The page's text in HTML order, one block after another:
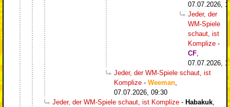
07.07.2026,
Jeder, der
WM-Spiele
schaut, ist
Komplize -
CF,
07.07.2026,
Jeder, der WM-Spiele schaut, ist
Komplize - Weeman,
07.07.2026, 09:30
Jeder, der WM-Spiele schaut, ist Komplize - Habakuk,